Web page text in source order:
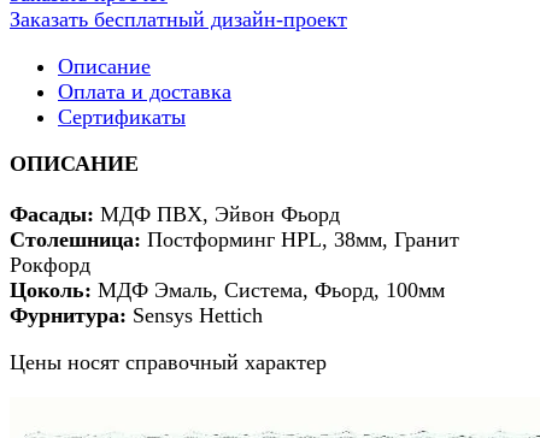
Заказать бесплатный дизайн-проект
Описание
Оплата и доставка
Сертификаты
ОПИСАНИЕ
Фасады: МДФ ПВХ, Эйвон Фьорд
Столешница: Постформинг HPL, 38мм, Гранит
Рокфорд
Цоколь: МДФ Эмаль, Система, Фьорд, 100мм
Фурнитура: Sensys Hettich
Цены носят справочный характер